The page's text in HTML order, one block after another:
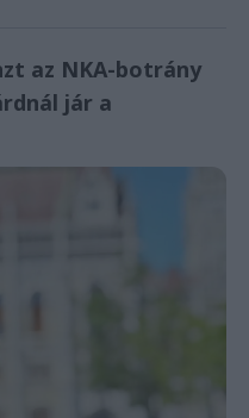
az NKA-botrány
jár a